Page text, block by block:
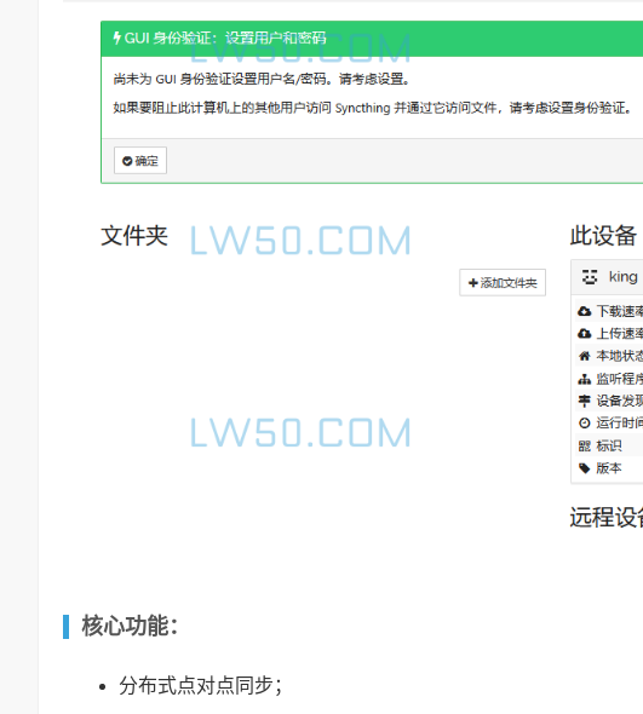
核心功能：
分布式点对点同步；